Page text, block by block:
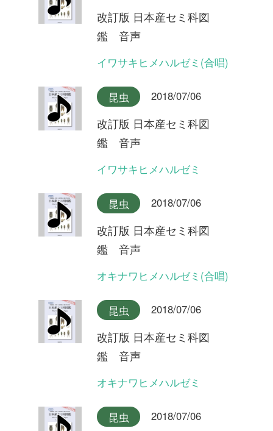
改訂版 日本産セミ科図
鑑 音声
改訂版 日本産セミ科図
鑑 音声
エゾハルゼミ(合唱)
昆虫 2018/07/06
改訂版 日本産セミ科図
鑑 音声
エゾハルゼミ(合唱)
改訂版 日本産セミ科図
鑑 音声
ハルゼミ(合唱)
昆虫 2018/07/06
鑑 音声
ハルゼミ